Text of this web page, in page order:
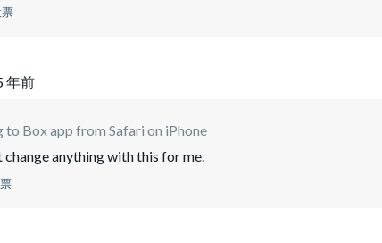
年前
to Box app from Safari on iPhone
anything with this for me.